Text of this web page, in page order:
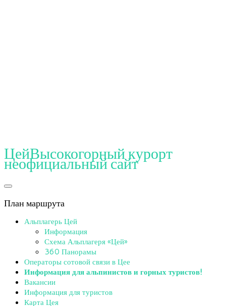
ЦейВысокогорный курорт
неофициальный сайт
План маршрута
Альплагерь Цей
Информация
Схема Альплагеря «Цей»
360 Панорамы
Операторы сотовой связи в Цее
Информация для альпинистов и горных туристов!
Вакансии
Информация для туристов
Карта Цея